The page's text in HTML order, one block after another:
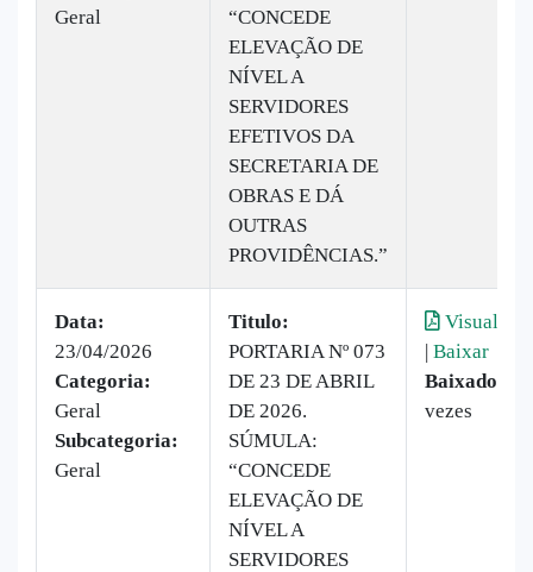
Geral
“CONCEDE
ELEVAÇÃO DE
NÍVEL A
SERVIDORES
EFETIVOS DA
SECRETARIA DE
OBRAS E DÁ
OUTRAS
PROVIDÊNCIAS.”
Data:
23/04/2026
Categoria:
Geral
Subcategoria:
Geral
Titulo:
PORTARIA Nº 073
DE 23 DE ABRIL
DE 2026.
SÚMULA:
“CONCEDE
ELEVAÇÃO DE
NÍVEL A
SERVIDORES
Visualizar
| Baixar
Baixado:
vezes